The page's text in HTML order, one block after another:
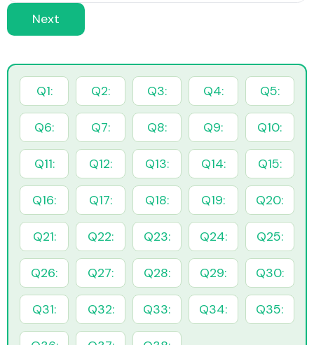
Next
Q1: Q2: Q3: Q4: Q5:
Q6: Q7: Q8: Q9: Q10:
Q11: Q12: Q13: Q14: Q15:
Q16: Q17: Q18: Q19: Q20:
Q21: Q22: Q23: Q24: Q25:
Q26: Q27: Q28: Q29: Q30:
Q31: Q32: Q33: Q34: Q35: